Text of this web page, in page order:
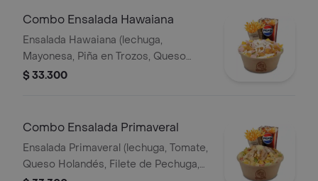
Combo Ensalada Hawaiana
Ensalada Hawaiana (lechuga,
Mayonesa, Piña en Trozos, Queso
Holandés, Jamón y Pollo) Papas 140gr
$ 33.300
Combo Ensalada Primaveral
Ensalada Primaveral (lechuga, Tomate,
Queso Holandés, Filete de Pechuga,